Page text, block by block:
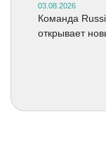
03.08.2026
Команда
открывает